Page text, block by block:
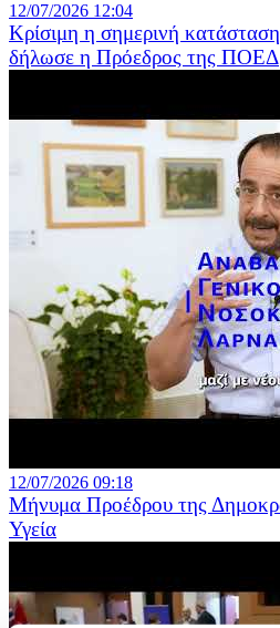
12/07/2026 12:04
Κρίσιμη η σημερινή
δήλωσε η Πρόεδρος της ΠΟΕΔ
12/07/2026 09:18
Μήνυμα Προέδρου της
Υγεία